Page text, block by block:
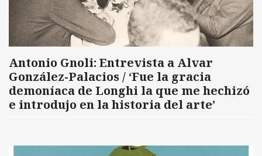
Antonio Gnoli: Entrevista a Alvar
González-Palacios / ‘Fue la gracia
demoníaca de Longhi la que me hechizó
e introdujo en la historia del arte’